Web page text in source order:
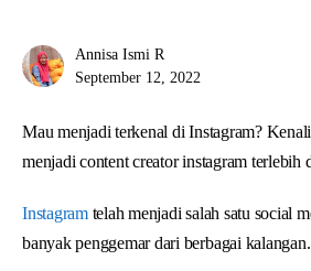
Annisa Ismi R
September 12, 2022
Mau menjadi terkenal di Instagram?
menjadi content creator instagram terlebih
Instagramtelah menjadi salah satu social
banyak penggemar dari berbagai kalangan.